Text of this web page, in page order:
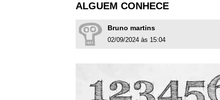
ALGUEM CONHECE
Bruno martins
02/09/2024 às 15:04